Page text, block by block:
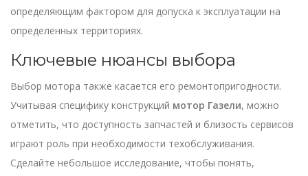
определяющим фактором для допуска к эксплуатации на
определенных территориях.
Ключевые нюансы выбора
Выбор мотора также касается его ремонтопригодности.
Учитывая специфику конструкций мотор Газели, можно
отметить, что доступность запчастей и близость сервисов
играют роль при необходимости техобслуживания.
Сделайте небольшое исследование, чтобы понять,